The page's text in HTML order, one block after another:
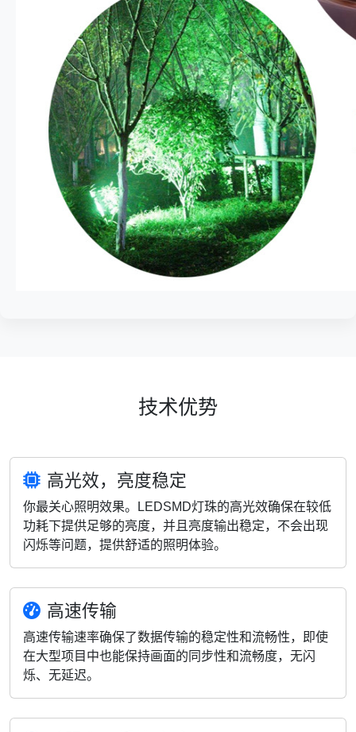
技术优势
高光效，亮度稳定
你最关心照明效果。LEDSMD灯珠的高光效确保在较低
功耗下提供足够的亮度，并且亮度输出稳定，不会出现
闪烁等问题，提供舒适的照明体验。
高速传输
高速传输速率确保了数据传输的稳定性和流畅性，即使
在大型项目中也能保持画面的同步性和流畅度，无闪
烁、无延迟。